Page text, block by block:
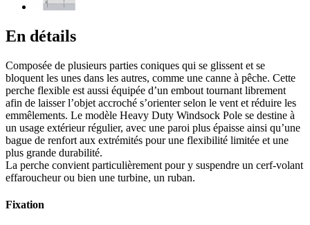
En détails
Composée de plusieurs parties coniques qui se glissent et se
bloquent les unes dans les autres, comme une canne à pêche. Cette
perche flexible est aussi équipée d’un embout tournant librement
afin de laisser l’objet accroché s’orienter selon le vent et réduire les
emmêlements. Le modèle Heavy Duty Windsock Pole se destine à
un usage extérieur régulier, avec une paroi plus épaisse ainsi qu’une
bague de renfort aux extrémités pour une flexibilité limitée et une
plus grande durabilité.
La perche convient particulièrement pour y suspendre un cerf-volant
effaroucheur ou bien une turbine, un ruban.
Fixation